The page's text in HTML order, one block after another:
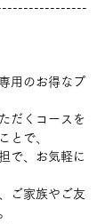
用のお得なプ
だくコースを
とで、
で、お気軽に
ご家族やご友